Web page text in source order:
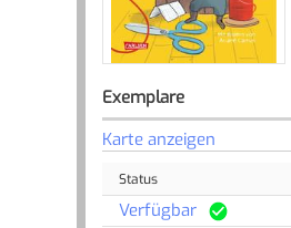
Exemplare
Karte anzeigen
Status
Verfügbar